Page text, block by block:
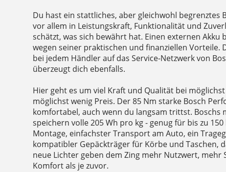
Du hast ein stattliches, aber gleichwohl begrenztes
vor allem in Leistungskraft, Funktionalität und
schätzt, was sich bewährt hat. Einen externen Akku
wegen seiner praktischen und finanziellen Vorteile.
bei jedem Händler auf das Service-Netzwerk von
überzeugt dich ebenfalls.
Hier geht es um viel Kraft und Qualität bei
möglichst wenig Preis. Der 85 Nm starke Bosch
komfortabel, auch wenn du langsam trittst. Boschs
speichern volle 205 Wh pro kg - genug für bis zu 150
Montage, einfachster Transport am Auto, ein
kompatibler Gepäckträger für Körbe und Taschen,
neue Lichter geben dem Zing mehr Nutzwert, mehr
Komfort als je zuvor.